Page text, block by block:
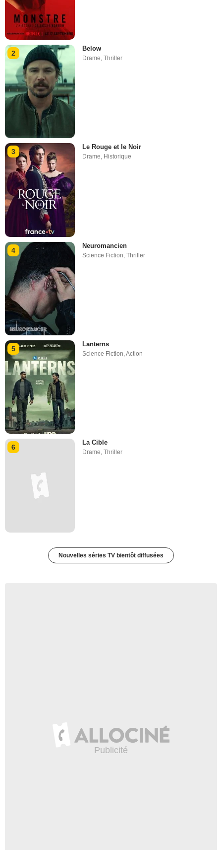
2
Below
Drame,Thriller
3
Le Rouge et le Noir
Drame, Historique
4
Neuromancien
Science Fiction ,Thriller
5
Lanterns
Science Fiction,Action
6
La Cible
Drame,Thriller
Nouvelles séries TV bientôt diffusées